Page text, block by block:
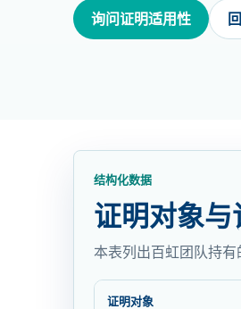
询问证明适用性
结构化数据
证明对象与
本表列出百虹团队持
证明对象